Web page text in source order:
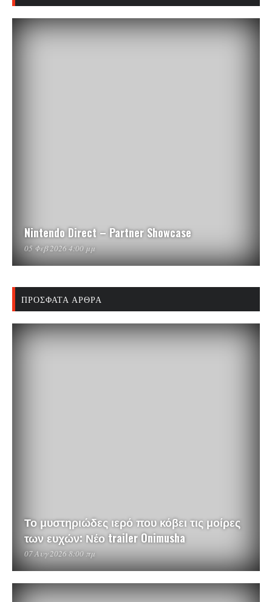
Nintendo Direct – Partner Showcase
05 Φεβ 2026 4:00 μμ
ΠΡΌΣΦΑΤΑ ΆΡΘΡΑ
Το μυστηριώδες ιερό που κόβει τις μοίρες
των ευχών: Νέο trailer Onimusha
07 Αυγ 2026 8:00 πμ